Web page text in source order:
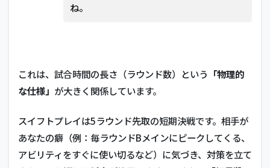
ね。
これは、試合時間の長さ（ラウンド数）という 「物理的
な仕様」 が大きく関係しています。
スイフトプレイは5ラウンド先取の短期決戦です。相手が
あなたの癖（例：毎ラウンドBメインにピークしてくる、
アビリティをすぐに使い切るなど）に気づき、対策を立て